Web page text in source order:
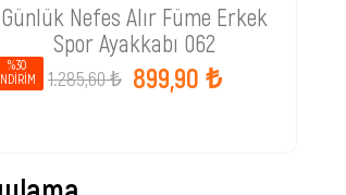
Günlük Nefes Alır Füme Erkek
Spor Ayakkabı 062
899,90 ₺
1.285,60 ₺
%30
İNDIRIM